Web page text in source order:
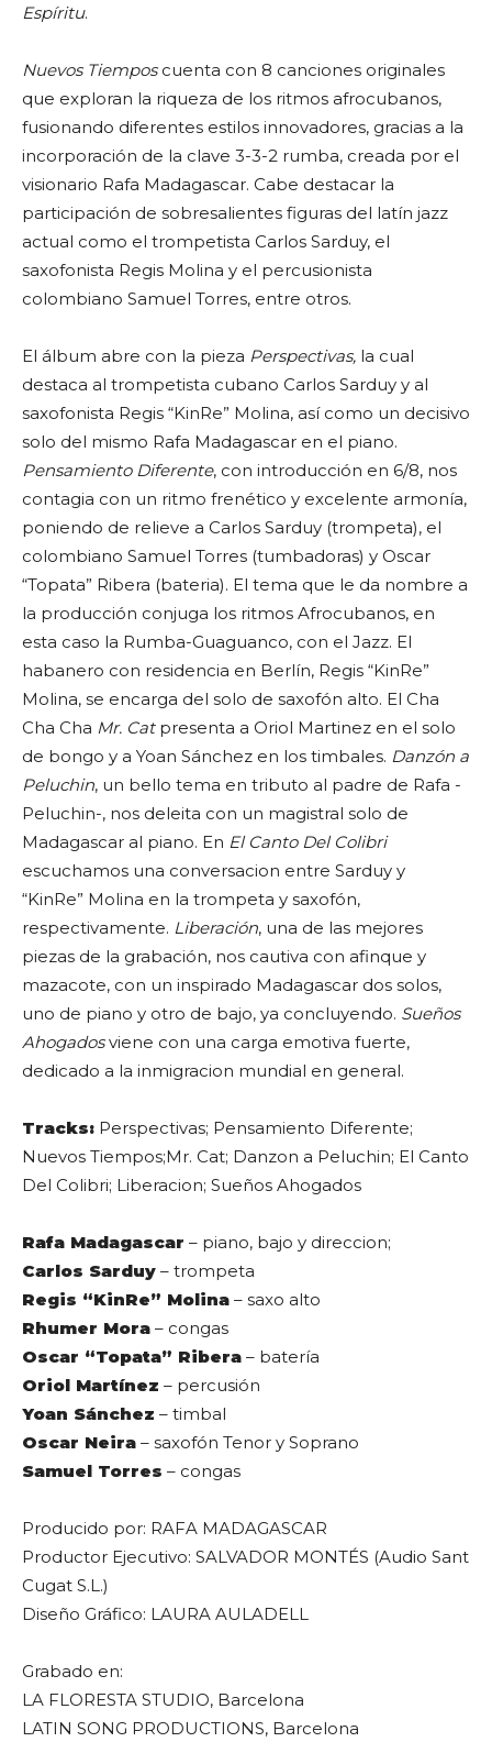
Espíritu.
Nuevos Tiemposcuenta con 8 canciones originales
que exploran la riqueza de los ritmos afrocubanos,
fusionando diferentes estilos innovadores, gracias a la
incorporación de la clave 3-3-2 rumba, creada por el
visionario Rafa Madagascar. Cabe destacar la
participación de sobresalientes figuras del latín jazz
actual como el trompetista Carlos Sarduy, el
saxofonista Regis Molina y el percusionista
colombiano Samuel Torres, entre otros.
El álbum abre con la pieza Perspectivas, la cual
destaca al trompetista cubano Carlos Sarduy y al
saxofonista Regis “KinRe” Molina, así como un decisivo
solo del mismo Rafa Madagascar en el piano.
Pensamiento Diferente, con introducción en 6/8, nos
contagia con un ritmo frenético y excelente armonía,
poniendo de relieve a Carlos Sarduy (trompeta), el
colombiano Samuel Torres (tumbadoras) y Oscar
“Topata” Ribera (bateria). El tema que le da nombre a
la producción conjuga los ritmos Afrocubanos, en
esta caso la Rumba-Guaguanco, con el Jazz. El
habanero con residencia en Berlín, Regis “KinRe”
Molina, se encarga del solo de saxofón alto. El Cha
Cha Cha Mr. Catpresenta a Oriol Martinez en el solo
de bongo y a Yoan Sánchez en los timbales. Danzón a
Peluchin, un bello tema en tributo al padre de Rafa -
Peluchin-, nos deleita con un magistral solo de
Madagascar al piano. En El Canto Del Colibri
escuchamos una conversacion entre Sarduy y
“KinRe” Molina en la trompeta y saxofón,
respectivamente. Liberación, una de las mejores
piezas de la grabación, nos cautiva con afinque y
mazacote, con un inspirado Madagascar dos solos,
uno de piano y otro de bajo, ya concluyendo. Sueños
Ahogadosviene con una carga emotiva fuerte,
dedicado a la inmigracion mundial en general.
Tracks: Perspectivas; Pensamiento Diferente;
Nuevos Tiempos;Mr. Cat; Danzon a Peluchin; El Canto
Del Colibri; Liberacion; Sueños Ahogados
Rafa Madagascar – piano, bajo y direccion;
Carlos Sarduy – trompeta
Regis “KinRe” Molina – saxo alto
Rhumer Mora – congas
Oscar “Topata” Ribera – batería
Oriol Martínez – percusión
Yoan Sánchez – timbal
Oscar Neira – saxofón Tenor y Soprano
Samuel Torres – congas
Producido por: RAFA MADAGASCAR
Productor Ejecutivo: SALVADOR MONTÉS (Audio Sant
Cugat S.L.)
Diseño Gráfico: LAURA AULADELL
Grabado en:
LA FLORESTA STUDIO, Barcelona
LATIN SONG PRODUCTIONS, Barcelona